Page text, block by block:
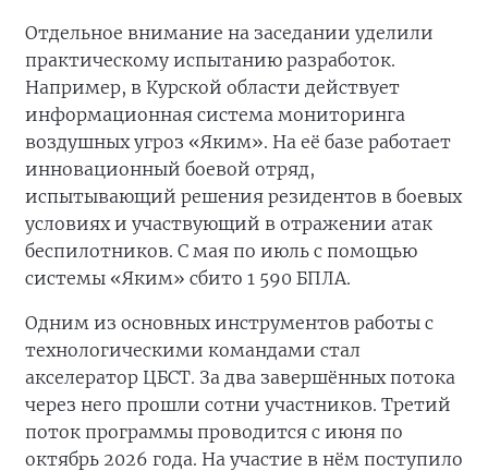
Отдельное внимание на заседании уделили
практическому испытанию разработок.
Например, в Курской области действует
информационная система мониторинга
воздушных угроз «Яким». На её базе работает
инновационный боевой отряд,
испытывающий решения резидентов в боевых
условиях и участвующий в отражении атак
беспилотников. С мая по июль с помощью
системы «Яким» сбито 1 590 БПЛА.
Одним из основных инструментов работы с
технологическими командами стал
акселератор ЦБСТ. За два завершённых потока
через него прошли сотни участников. Третий
поток программы проводится с июня по
октябрь 2026 года. На участие в нём поступило